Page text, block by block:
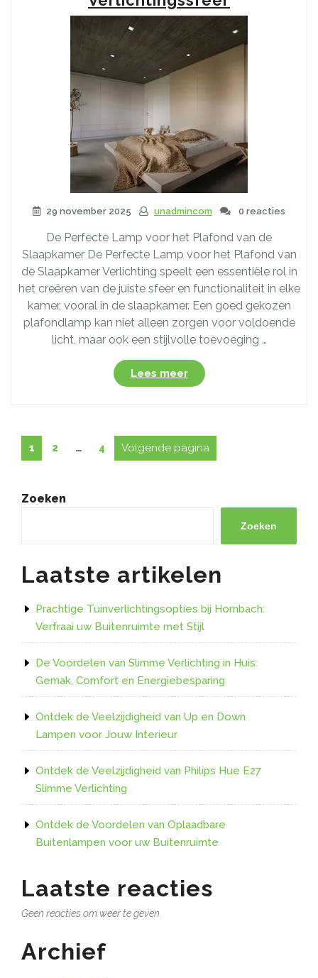
met
Bewegingssensor”
29 november 2025 unadmincom 0 reacties
De Perfecte Lamp voor het Plafond van de
Slaapkamer De Perfecte Lamp voor het Plafond van
de Slaapkamer Verlichting speelt een essentiële rol in
het creëren van de juiste sfeer en functionaliteit in elke
kamer, vooral in de slaapkamer. Een goed gekozen
plafondlamp kan niet alleen zorgen voor voldoende
licht, maar ook een stijlvolle toevoeging …
Lees meer“Stijlvolle
Plafondlampen
voor
Slaapkamer:
Creëer
Berichten
Pagina
1 2 … Pagina
4 Volgende pagina
Zoeken
Zoeken
Laatste artikelen
Prachtige Tuinverlichtingsopties bij Hornbach:
Verfraai uw Buitenruimte met Stijl
De Voordelen van Slimme Verlichting in Huis:
Gemak, Comfort en Energiebesparing
Ontdek de Veelzijdigheid van Up en Down
Lampen voor Jouw Interieur
Ontdek de Veelzijdigheid van Philips Hue E27
Slimme Verlichting
Ontdek de Voordelen van Oplaadbare
Buitenlampen voor uw Buitenruimte
Laatste reacties
Geen reacties om weer te geven.
Archief